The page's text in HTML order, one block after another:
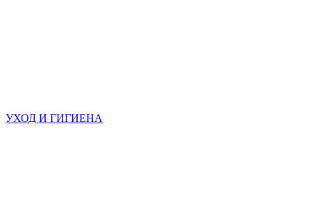
УХОД И ГИГИЕНА